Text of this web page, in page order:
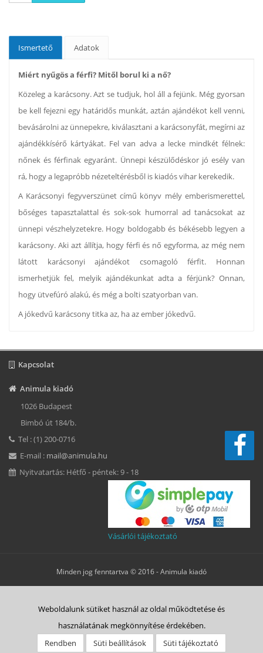
Ismertető Adatok
Miért nyűgös a férfi? Mitől borul ki a nő?
Közeleg a karácsony. Azt se tudjuk, hol áll a fejünk. Még gyorsan
be kell fejezni egy határidős munkát, aztán ajándékot kell venni,
bevásárolni az ünnepekre, kiválasztani a karácsonyfát, megírni az
ajándékkísérő kártyákat. Fel van adva a lecke mindkét félnek:
nőnek és férfinak egyaránt. Ünnepi készülődéskor jó esély van
rá, hogy a legapróbb nézeteltérésből is kiadós vihar kerekedik.
A Karácsonyi fegyverszünet című könyv mély emberismerettel,
bőséges tapasztalattal és sok-sok humorral ad tanácsokat az
ünnepi vészhelyzetekre. Hogy boldogabb és békésebb legyen a
karácsony. Aki azt állítja, hogy férfi és nő egyforma, az még nem
látott karácsonyi ajándékot csomagoló férfit. Honnan
ismerhetjük fel, melyik ajándékunkat adta a férjünk? Onnan,
hogy ütvefúró alakú, és még a bolti szatyorban van.
A jókedvű karácsony titka az, ha az ember jókedvű.
Kapcsolat
Animula kiadó
1026 Budapest
Bimbó út 184/b.
Tel : (1) 200-0716
E-mail : mail@animula.hu
Nyitvatartás: Hétfő - péntek: 9 - 18
Vásárlói tájékoztató
Minden jog fenntartva © 2016 -Animula kiadó
ÁSZF Adatkezelési tájékoztató Süti tájékoztató Szerzői jog
Rólunk Vásárlás menete Animulitas Bolt Kapcsolat
Weboldalunk sütiket használ az oldal működtetése és
használatának megkönnyítése érdekében.
Rendben
Süti beállítások Süti tájékoztató